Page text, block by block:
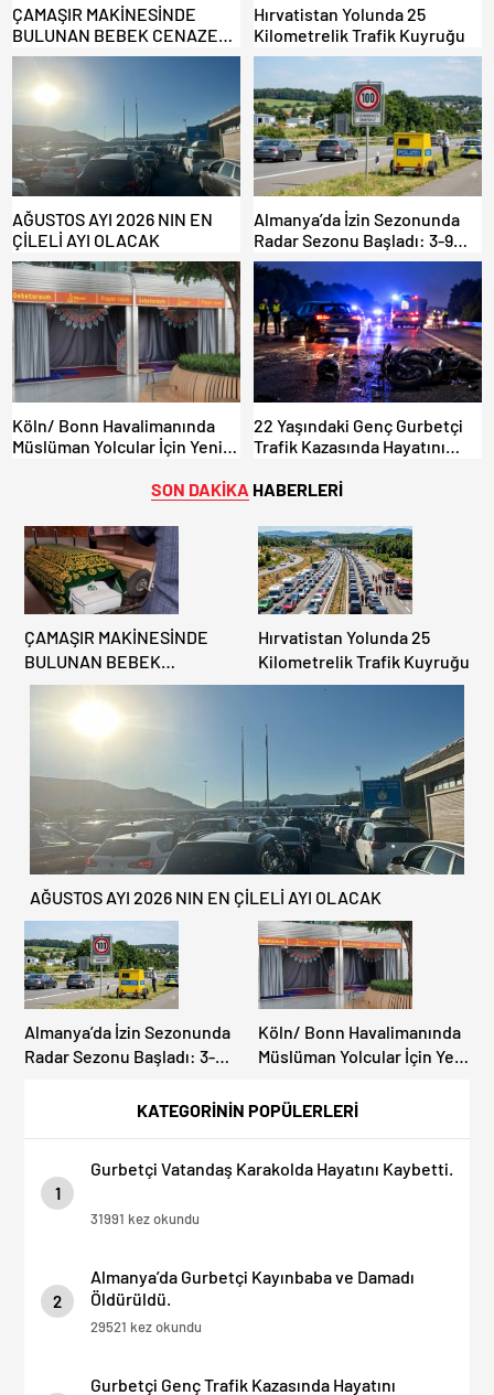
ÇAMAŞIR MAKİNESİNDE
BULUNAN BEBEK CENAZESİ
ŞOK ETTİ
Hırvatistan Yolunda 25
Kilometrelik Trafik Kuyruğu
AĞUSTOS AYI 2026 NIN EN
ÇİLELİ AYI OLACAK
Almanya’da İzin Sezonunda
Radar Sezonu Başladı: 3-9
Ağustos’ta Radar Hız
Denetimi Yapılacak!
Köln/ Bonn Havalimanında
Müslüman Yolcular İçin Yeni
22 Yaşındaki Genç Gurbetçi
Trafik Kazasında Hayatını
SON DAKİKA HABERLERİ
KATEGORİNİN POPÜLERLERİ
1
Gurbetçi Vatandaş Karakolda Hayatını Kaybetti.
31991 kez okundu
2
Almanya’da Gurbetçi Kayınbaba ve Damadı
Öldürüldü.
29521 kez okundu
Gurbetçi Genç Trafik Kazasında Hayatını
ÇAMAŞIR MAKİNESİNDE
BULUNAN BEBEK
CENAZESİ ŞOK ETTİ
Hırvatistan Yolunda 25
Kilometrelik Trafik Kuyruğu
AĞUSTOS AYI 2026 NIN EN ÇİLELİ AYI OLACAK
Almanya’da İzin Sezonunda
Radar Sezonu Başladı: 3-9
Denetimi Yapılacak!
Köln/ Bonn Havalimanında
Müslüman Yolcular İçin Yeni